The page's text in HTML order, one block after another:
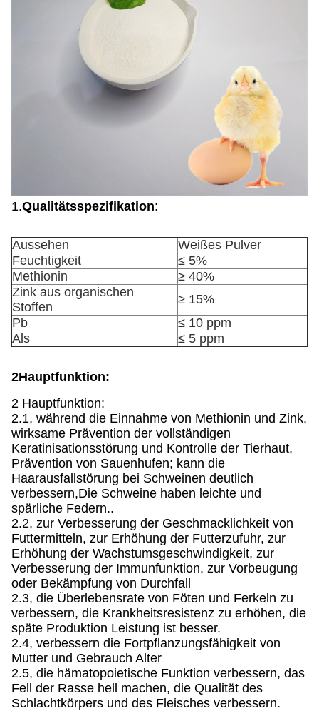
1.Qualitätsspezifikation:
Aussehen
Weißes Pulver
Feuchtigkeit
≤ 5%
Methionin
≥ 40%
Zink aus organischen
Stoffen
≥ 15%
Pb
≤ 10 ppm
Als
≤ 5 ppm
2Hauptfunktion:
2 Hauptfunktion:
2.1, während die Einnahme von Methionin und Zink,
wirksame Prävention der vollständigen
Keratinisationsstörung und Kontrolle der Tierhaut,
Prävention von Sauenhufen; kann die
Haarausfallstörung bei Schweinen deutlich
verbessern,Die Schweine haben leichte und
spärliche Federn..
2.2, zur Verbesserung der Geschmacklichkeit von
Futtermitteln, zur Erhöhung der Futterzufuhr, zur
Erhöhung der Wachstumsgeschwindigkeit, zur
Verbesserung der Immunfunktion, zur Vorbeugung
oder Bekämpfung von Durchfall
2.3, die Überlebensrate von Föten und Ferkeln zu
verbessern, die Krankheitsresistenz zu erhöhen, die
späte Produktion Leistung ist besser.
2.4, verbessern die Fortpflanzungsfähigkeit von
Mutter und Gebrauch Alter
2.5, die hämatopoietische Funktion verbessern, das
Fell der Rasse hell machen, die Qualität des
Schlachtkörpers und des Fleisches verbessern.